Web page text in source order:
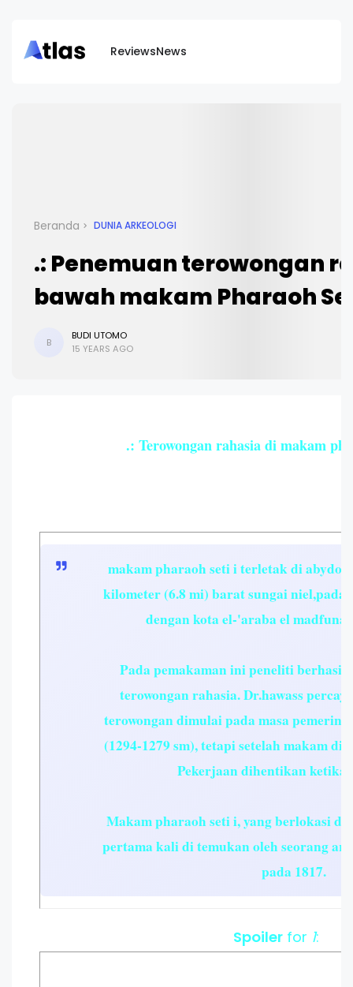
ReviewsNews
Beranda DUNIA ARKEOLOGI
.: Penemuan terowongan
bawah makam Pharaoh
B
BUDI UTOMO
15 YEARS AGO
.: Terowongan rahasia di makam
makam pharaoh seti i terletak di
kilometer (6.8 mi) barat sungai niel,pada
dengan kota el-'araba el madfuna
Pada pemakaman ini peneliti berhasil
terowongan rahasia. Dr.hawass
terowongan dimulai pada masa
(1294-1279 sm), tetapi setelah makam di
Pekerjaan dihentikan ketika
Makam pharaoh seti i, yang berlokasi di
pertama kali di temukan oleh seorang
pada 1817.
Spoilerfor 1: